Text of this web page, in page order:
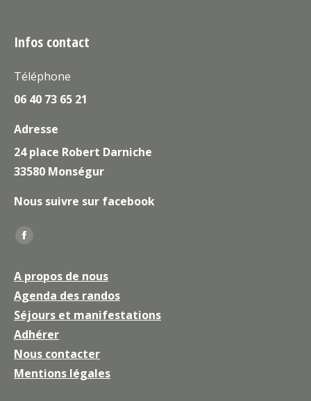
Infos contact
Téléphone
06 40 73 65 21
Adresse
24 place Robert Darniche
33580 Monségur
Nous suivre sur facebook
Trouvez nous sur :
La
Facebook
s'ouvre
dans
une
nouvelle
fenêtre
A propos de nous
Agenda des randos
Séjours et manifestations
Adhérer
Nous contacter
Mentions légales